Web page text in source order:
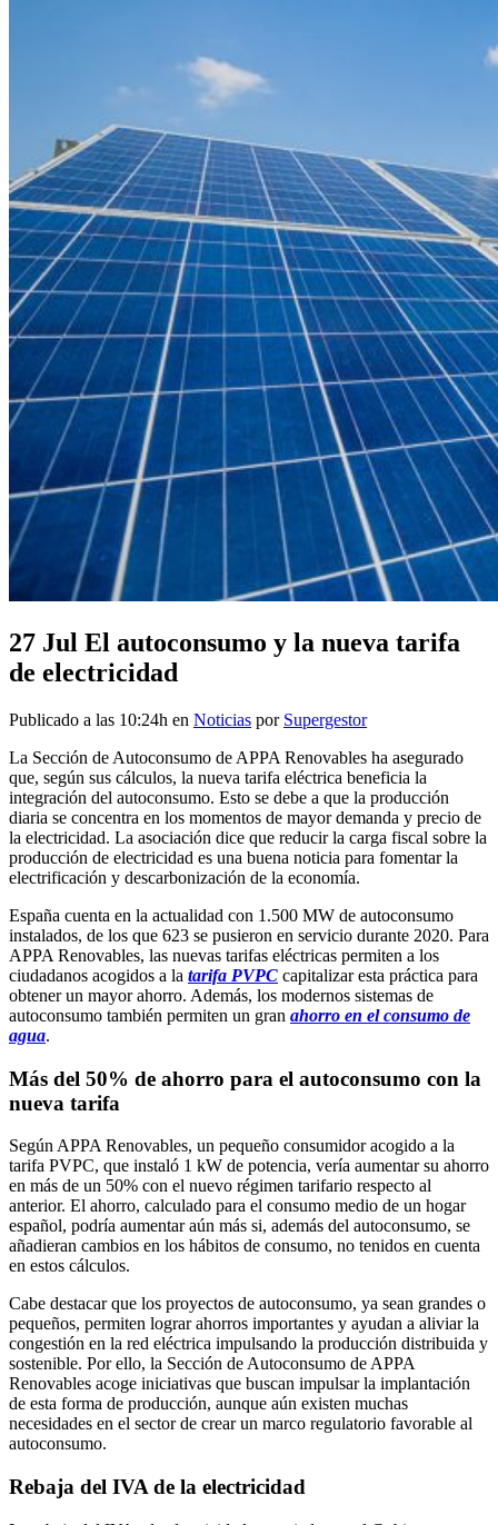
27 Jul El autoconsumo y la nueva tarifa
de electricidad
Publicado a las 10:24h en Noticias por Supergestor
La Sección de Autoconsumo de APPA Renovables ha asegurado
que, según sus cálculos, la nueva tarifa eléctrica beneficia la
integración del autoconsumo. Esto se debe a que la producción
diaria se concentra en los momentos de mayor demanda y precio de
la electricidad. La asociación dice que reducir la carga fiscal sobre la
producción de electricidad es una buena noticia para fomentar la
electrificación y descarbonización de la economía.
España cuenta en la actualidad con 1.500 MW de autoconsumo
instalados, de los que 623 se pusieron en servicio durante 2020. Para
APPA Renovables, las nuevas tarifas eléctricas permiten a los
ciudadanos acogidos a la tarifa PVPC capitalizar esta práctica para
obtener un mayor ahorro. Además, los modernos sistemas de
autoconsumo también permiten un gran ahorro en el consumo de
agua.
Más del 50% de ahorro para el autoconsumo con la
nueva tarifa
Según APPA Renovables, un pequeño consumidor acogido a la
tarifa PVPC, que instaló 1 kW de potencia, vería aumentar su ahorro
en más de un 50% con el nuevo régimen tarifario respecto al
anterior. El ahorro, calculado para el consumo medio de un hogar
español, podría aumentar aún más si, además del autoconsumo, se
añadieran cambios en los hábitos de consumo, no tenidos en cuenta
en estos cálculos.
Cabe destacar que los proyectos de autoconsumo, ya sean grandes o
pequeños, permiten lograr ahorros importantes y ayudan a aliviar la
congestión en la red eléctrica impulsando la producción distribuida y
sostenible. Por ello, la Sección de Autoconsumo de APPA
Renovables acoge iniciativas que buscan impulsar la implantación
de esta forma de producción, aunque aún existen muchas
necesidades en el sector de crear un marco regulatorio favorable al
autoconsumo.
Rebaja del IVA de la electricidad